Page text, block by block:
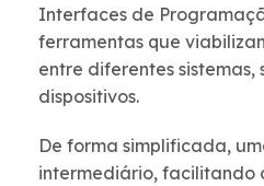
Interfaces de
ferramentas que
entre diferentes sistemas,
dispositivos.
De forma simplificada,
intermediário, facilitando